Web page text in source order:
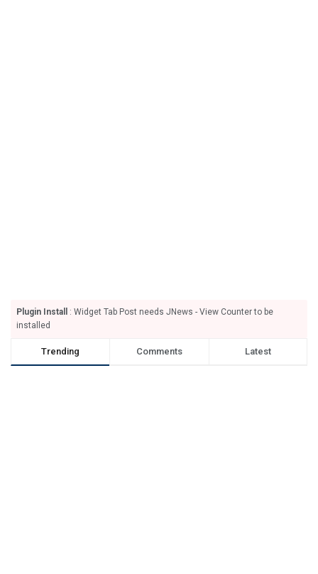
Plugin Install
: Widget Tab Post needs JNews - View Counter to be
installed
Trending Comments Latest